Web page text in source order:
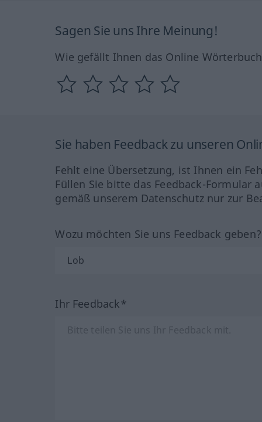
Sagen Sie uns Ihre Meinung!
Wie gefällt Ihnen das Online
Sie haben Feedback zu unseren
Fehlt eine Übersetzung, ist Ihnen ein
Füllen Sie bitte das Feedback-Formular
gemäß unserem Datenschutz nur zur
Wozu möchten Sie uns Feedback
Ihr Feedback*